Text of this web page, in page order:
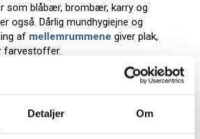
Detaljer Om
som blåbær, brombær, karry og
også. Dårlig mundhygiejne og
af mellemrummene giver plak,
farvestoffer.
mere komplekse. Med alderen bliver
den mere gullige dentin skinner
taget under tanddannelsen —
misfarvninger. Medfødte defekter